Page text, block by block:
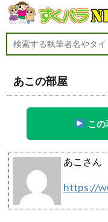
あこの部屋
こ
あこさん
https://